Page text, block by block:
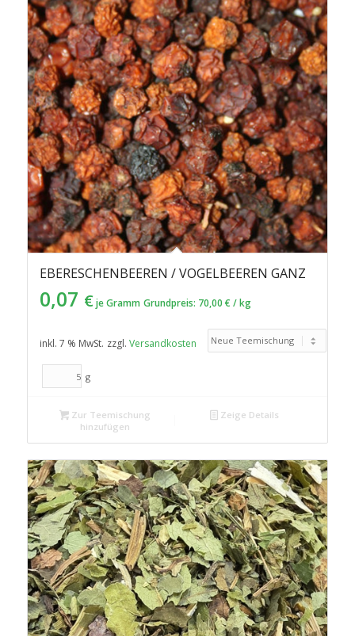
EBERESCHENBEEREN / VOGELBEEREN GANZ
0,07 € je Gramm Grundpreis: 70,00 € /kg
inkl. 7 % MwSt. zzgl. Versandkosten
g
Zur Teemischung
hinzufügen
Zeige Details